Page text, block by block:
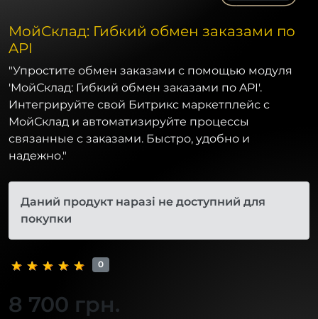
МойСклад: Гибкий обмен заказами по
API
"Упростите обмен заказами с помощью модуля
'МойСклад: Гибкий обмен заказами по API'.
Интегрируйте свой Битрикс маркетплейс с
МойСклад и автоматизируйте процессы
связанные с заказами. Быстро, удобно и
надежно."
Даний продукт наразі не доступний для
покупки
0
8 700 грн.